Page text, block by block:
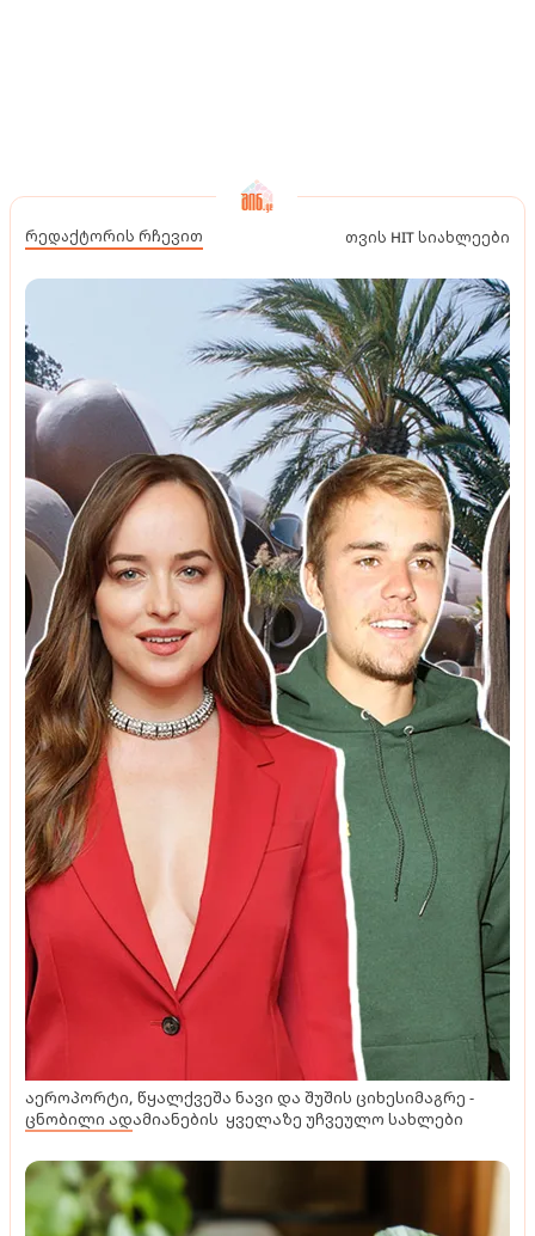
რედაქტორის რჩევით თვის HIT სიახლეები
აეროპორტი, წყალქვეშა ნავი და შუშის ციხესიმაგრე -
ცნობილი ადამიანების ყველაზე უჩვეულო სახლები